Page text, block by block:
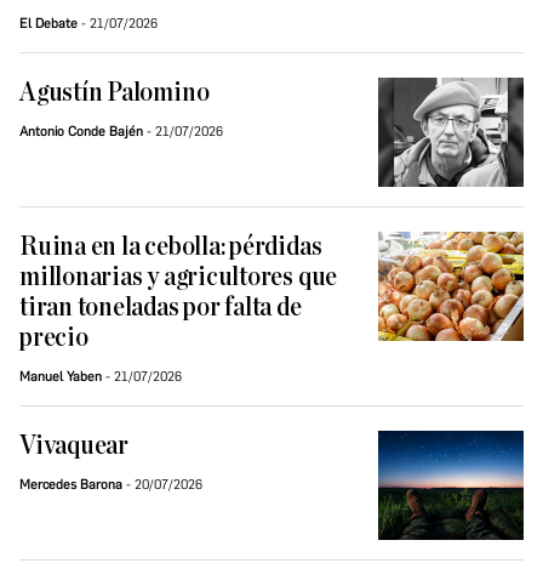
El Debate 21/07/2026
Agustín Palomino
Antonio Conde Bajén 21/07/2026
Ruina en la cebolla: pérdidas
millonarias y agricultores que
tiran toneladas por falta de
precio
Manuel Yaben 21/07/2026
Vivaquear
Mercedes Barona 20/07/2026